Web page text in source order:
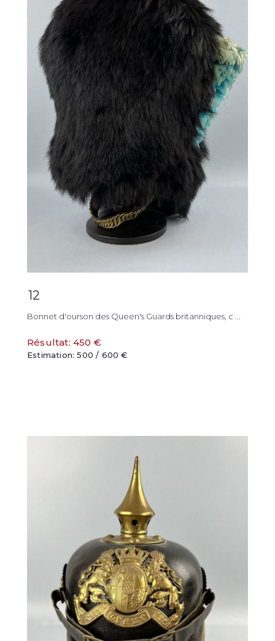
12
Bonnet d'ourson des Queen's Guards britanniques, c ...
Résultat: 450 €
Estimation: 500 / 600 €